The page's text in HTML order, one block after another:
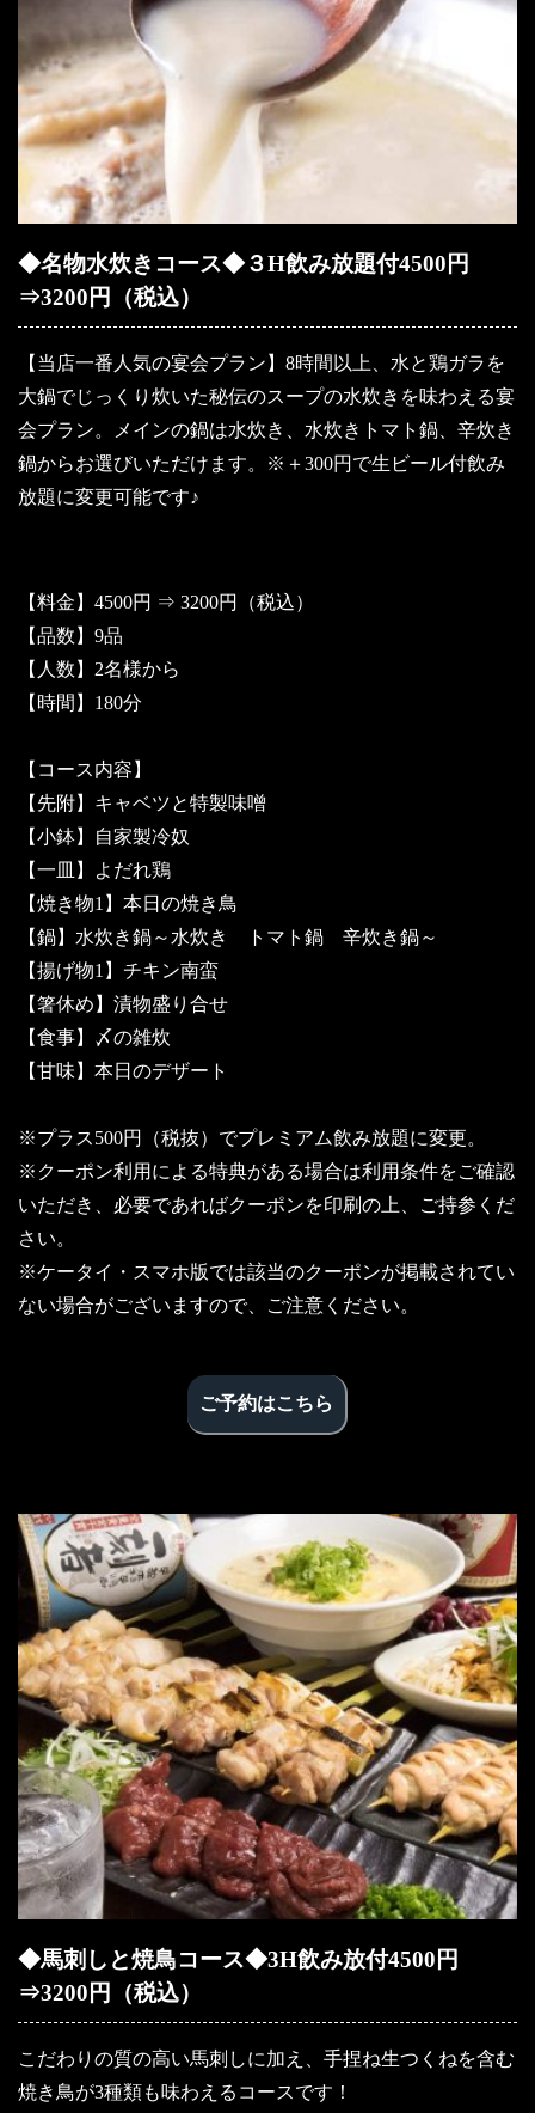
◆名物水炊きコース◆３H飲み放題付4500円
⇒3200円（税込）
【当店一番人気の宴会プラン】8時間以上、水と鶏ガラを
大鍋でじっくり炊いた秘伝のスープの水炊きを味わえる宴
会プラン。メインの鍋は水炊き、水炊きトマト鍋、辛炊き
鍋からお選びいただけます。※＋300円で生ビール付飲み
放題に変更可能です♪
【料金】4500円 ⇒ 3200円（税込）
【品数】9品
【人数】2名様から
【時間】180分
【コース内容】
【先附】キャベツと特製味噌
【小鉢】自家製冷奴
【一皿】よだれ鶏
【焼き物1】本日の焼き鳥
【鍋】水炊き鍋～水炊き トマト鍋 辛炊き鍋～
【揚げ物1】チキン南蛮
【箸休め】漬物盛り合せ
【食事】〆の雑炊
【甘味】本日のデザート
※プラス500円（税抜）でプレミアム飲み放題に変更。
※クーポン利用による特典がある場合は利用条件をご確認
いただき、必要であればクーポンを印刷の上、ご持参くだ
さい。
※ケータイ・スマホ版では該当のクーポンが掲載されてい
ない場合がございますので、ご注意ください。
ご予約はこちら
◆馬刺しと焼鳥コース◆3H飲み放付4500円
⇒3200円（税込）
こだわりの質の高い馬刺しに加え、手捏ね生つくねを含む
焼き鳥が3種類も味わえるコースです！